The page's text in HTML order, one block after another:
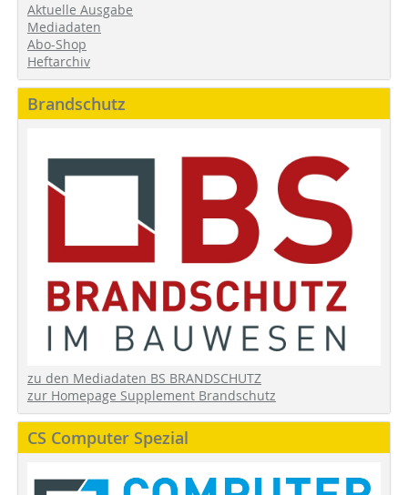
Aktuelle Ausgabe
Mediadaten
Abo-Shop
Heftarchiv
Brandschutz
zu den Mediadaten BS BRANDSCHUTZ
zur Homepage Supplement Brandschutz
CS Computer Spezial